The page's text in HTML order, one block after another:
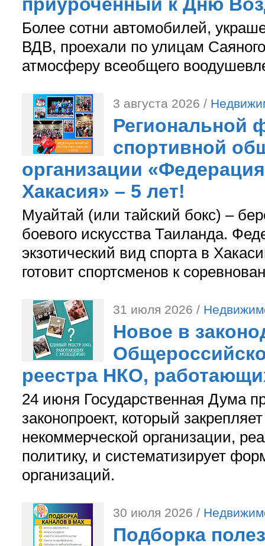
Более сотни автомобилей,
ВДВ, проехали по улицам
атмосферу всеобщего
3 августа 2026 /
Региональной
спортивной
организации
Хакасия» – 5 лет!
Муайтай (или тайский бокс) –
боевого искусства Таиланда.
экзотический вид спорта в
готовит спортсменов к
31 июля 2026 /
Новое в
реестра НКО,
24 июня Государственная Дума
законопроект, который
некоммерческой организации,
политику, и систематизирует
организаций.
30 июля 2026 /
Подборка